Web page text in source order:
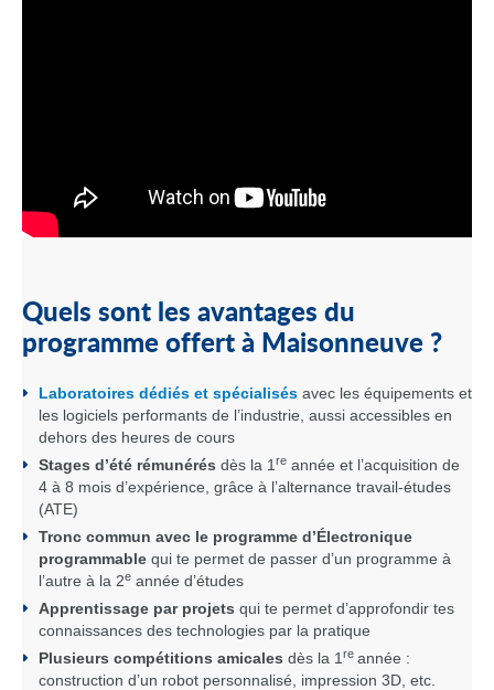
Quels sont les avantages du
programme offert à Maisonneuve ?
Laboratoires dédiés et spécialisés avec les équipements et
les logiciels performants de l’industrie, aussi accessibles en
dehors des heures de cours
Stages d’été rémunérés dès la 1 re année et l’acquisition de
4 à 8 mois d’expérience, grâce à l’alternance travail-études
(ATE)
Tronc commun avec le programme d’Électronique
programmable qui te permet de passer d’un programme à
l’autre à la 2e année d’études
Apprentissage par projets qui te permet d’approfondir tes
connaissances des technologies par la pratique
Plusieurs compétitions amicales dès la 1 re année :
construction d’un robot personnalisé, impression 3D, etc.